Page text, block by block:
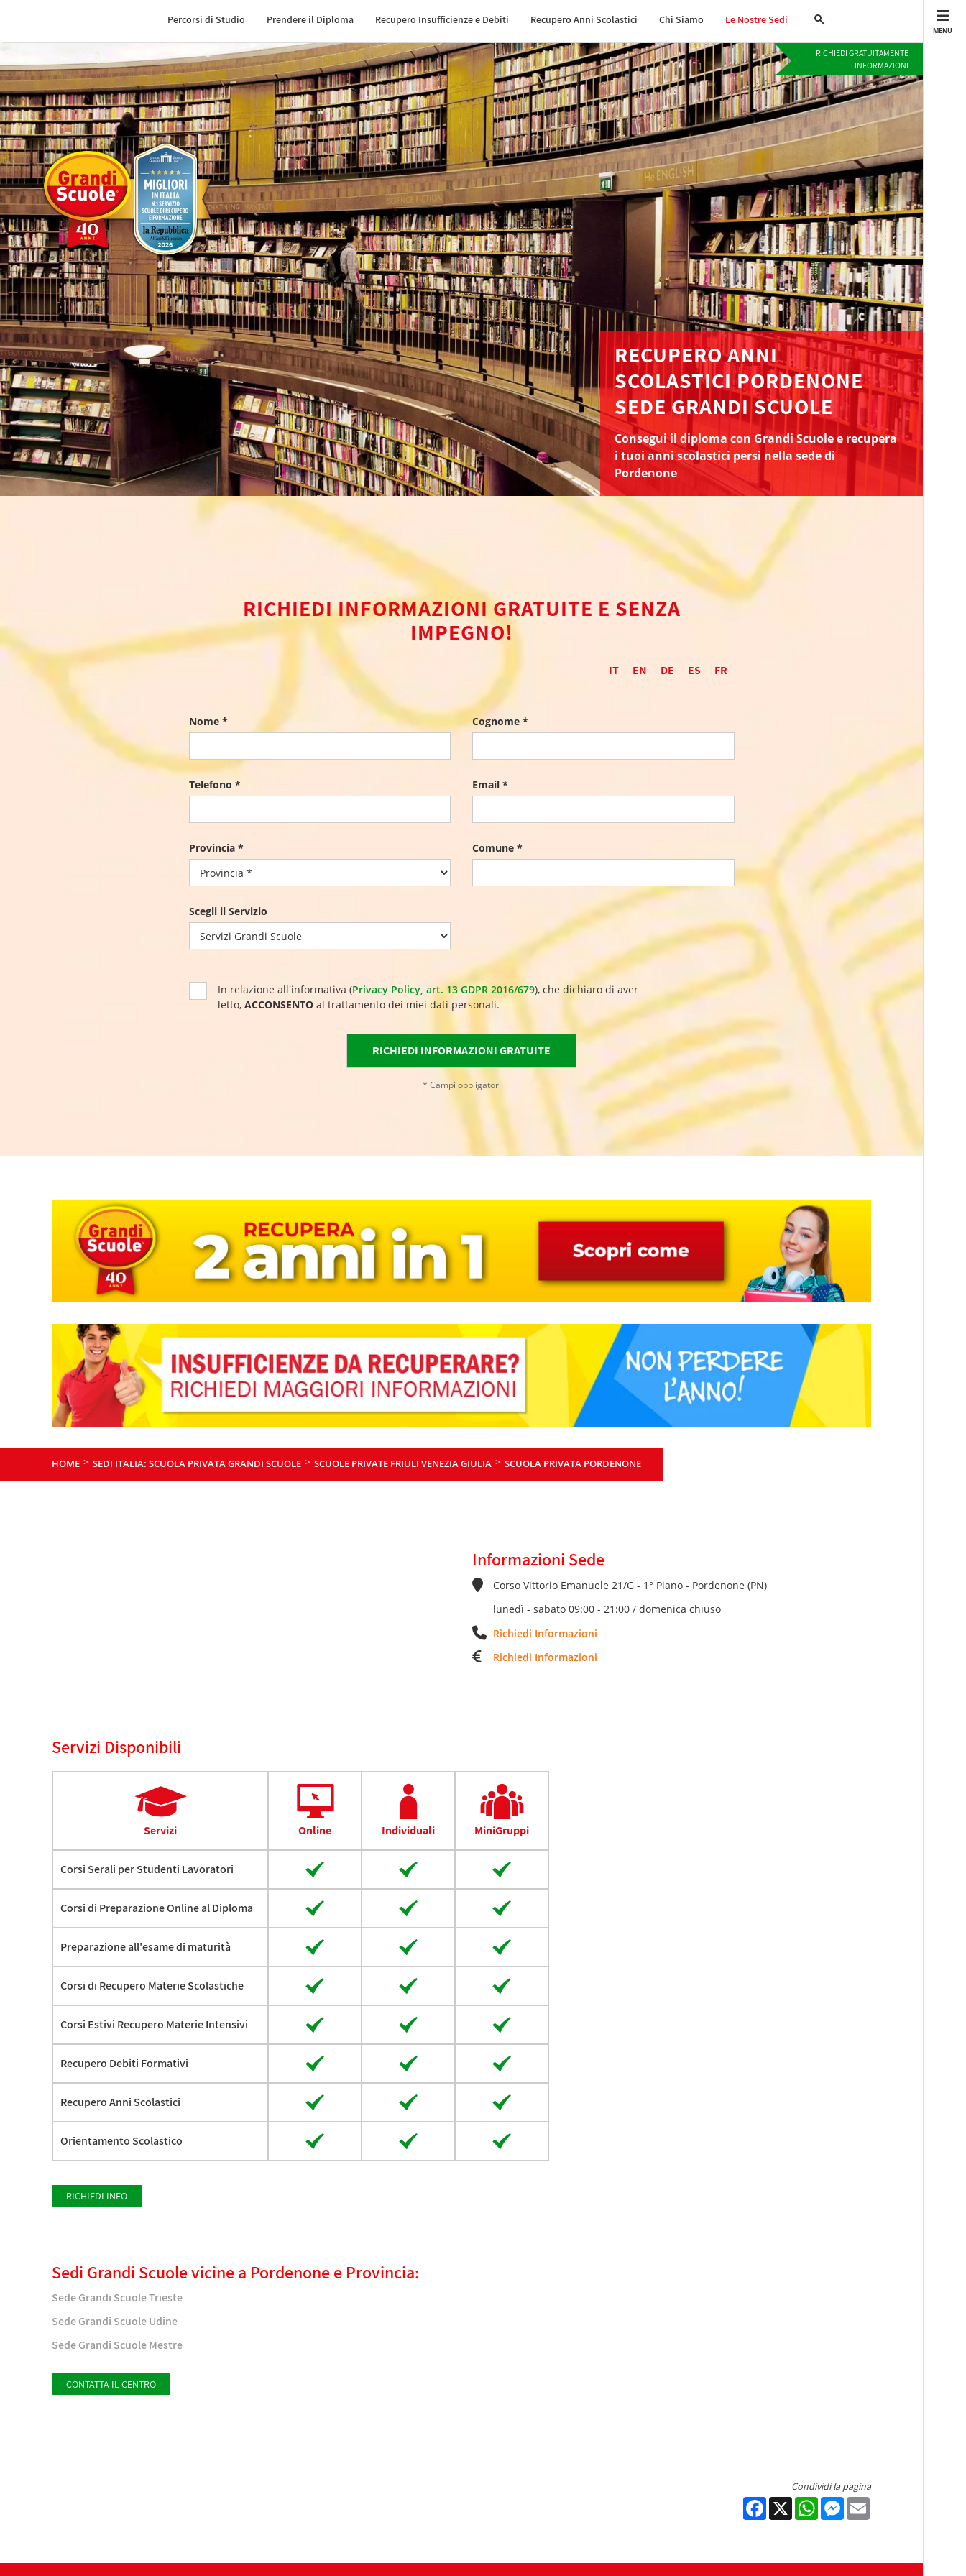
Percorsi di Studio Prendere il Diploma Recupero Insufficienze e Debiti Recupero Anni Scolastici Chi Siamo Le Nostre Sedi
MENU
RECUPERO ANNI
SCOLASTICI PORDENONE
SEDE GRANDI SCUOLE
Consegui il diploma con Grandi Scuole e recupera
i tuoi anni scolastici persi nella sede di
Pordenone
RICHIEDI INFORMAZIONI GRATUITE E SENZA
IMPEGNO!
IT EN DE ES FR
Nome * Cognome *
Telefono * Email *
Provincia * Comune *
Scegli il Servizio
In relazione all'informativa (Privacy Policy, art. 13 GDPR 2016/679), che dichiaro di aver
letto, ACCONSENTOal trattamento dei miei dati personali.
* Campi obbligatori
RICHIEDI GRATUITAMENTE
INFORMAZIONI
HOME > SEDI ITALIA: SCUOLA PRIVATA GRANDI SCUOLE > SCUOLE PRIVATE FRIULI VENEZIA GIULIA > SCUOLA PRIVATA PORDENONE
Informazioni Sede
Corso Vittorio Emanuele 21/G - 1° Piano - Pordenone (PN)
lunedì - sabato 09:00 - 21:00 / domenica chiuso
Richiedi Informazioni
Richiedi Informazioni
Servizi Disponibili
Servizi Online Individuali MiniGruppi
Corsi Serali per Studenti Lavoratori
Corsi di Preparazione Online al Diploma
Preparazione all'esame di maturità
Corsi di Recupero Materie Scolastiche
Corsi Estivi Recupero Materie Intensivi
Recupero Debiti Formativi
Recupero Anni Scolastici
Orientamento Scolastico
RICHIEDI INFO
Sedi Grandi Scuole vicine a Pordenone e Provincia:
Sede Grandi Scuole Trieste
Sede Grandi Scuole Udine
Sede Grandi Scuole Mestre
CONTATTA IL CENTRO
Condividi la pagina
Facebook
X WhatsAppMessenger